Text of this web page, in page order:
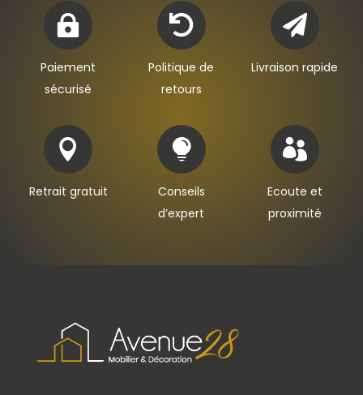

Paiement
sécurisé

Politique de
retours

Livraison rapide

Retrait gratuit

Conseils
d’expert

Ecoute et
proximité